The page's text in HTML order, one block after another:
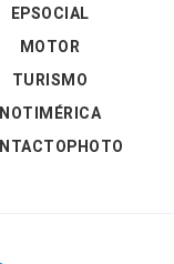
EPSOCIAL
MOTOR
TURISMO
NOTIMÉRICA